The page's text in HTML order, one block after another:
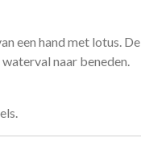
een hand met lotus. De
naar beneden.